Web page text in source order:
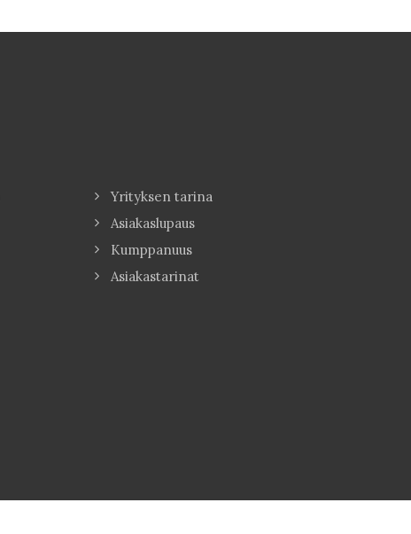
Yrityksen tarina
Asiakaslupaus
Kumppanuus
Asiakastarinat